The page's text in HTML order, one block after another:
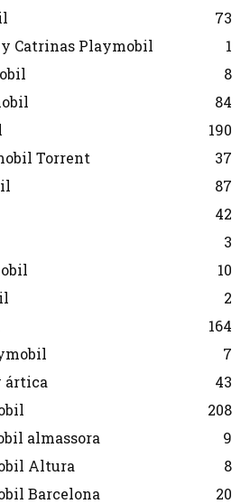
73
Catrinas Playmobil
1
8
84
190
Torrent
37
87
42
3
10
2
164
7
ártica
43
208
almassora
9
Altura
8
Barcelona
20